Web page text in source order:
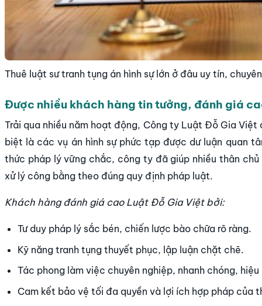
Thuê luật sư tranh tụng án hình sự lớn ở đâu uy tín,
Được nhiều khách hàng tin tưởng, đánh giá
Trải qua nhiều năm hoạt động, Công ty Luật Đỗ Gia
biệt là các vụ án hình sự phức tạp được dư luận quan
thức pháp lý vững chắc, công ty đã giúp nhiều thân
xử lý công bằng theo đúng quy định pháp luật.
Khách hàng đánh giá cao Luật Đỗ Gia Việt bởi:
Tư duy pháp lý sắc bén, chiến lược bào chữa rõ ràng.
Kỹ năng tranh tụng thuyết phục, lập luận chặt chẽ.
Tác phong làm việc chuyên nghiệp, nhanh chóng, hiệu
Cam kết bảo vệ tối đa quyền và lợi ích hợp pháp của